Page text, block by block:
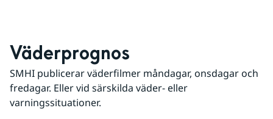
Väderprognos
SMHI publicerar väderfilmer måndagar, onsdagar och
fredagar. Eller vid särskilda väder- eller
varningssituationer.